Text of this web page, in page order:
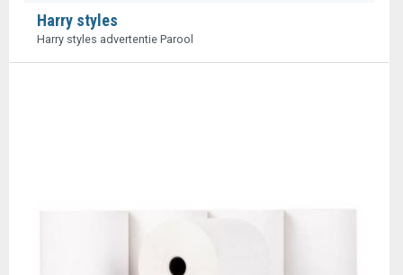
Harry styles
Harry styles advertentie Parool